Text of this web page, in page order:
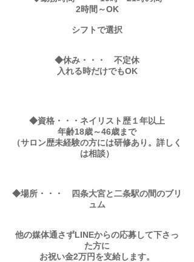
2時間～OK
シフトで選択
◆休み・・・
不定休
​入れる時だけでもOK
◆資格・・・ネイリスト歴１年以上
年齢18歳～46歳まで
​（サロン歴未経験の方には研修あり。詳しく
は相談）
◆場所・・・ 四条大宮と二条駅の間のブリ
ュム
他の媒体通さずLINEからの応募して下さっ
た方に
お祝い金2万円を支給します。